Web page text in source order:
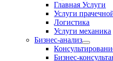
Главная Услуги
Услуги
Логистика
Услуги механика
Бизнес-анализ
Бизнес-